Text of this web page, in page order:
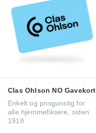
Clas Ohlson NO Gavekort
Enkelt og prisgunstig for
alle hjemmefiksere, siden
1918